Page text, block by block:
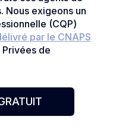
Nous exigeons un
(CQP)
par le CNAPS
de